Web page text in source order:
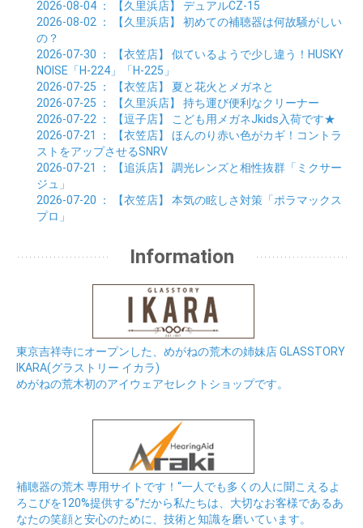
2026-08-04 ： 【久里浜店】 デュアルCZ-15
2026-08-02 ： 【久里浜店】 初めての補聴器は何故騒がしい
の？
2026-07-30 ： 【衣笠店】 似ているようで少し違う！HUSKY
NOISE「H-224」「H-225」
2026-07-25 ： 【衣笠店】 夏と花火とメガネと
2026-07-25 ： 【久里浜店】 持ち運び便利なクリーナー
2026-07-22 ： 【逗子店】
こども用メガネJkids入荷です★
2026-07-21
： 【衣笠店】 ほんのり赤い色がカギ！コントラ
ストをアップさせるSNRV
2026-07-21
： 【追浜店】 調光レンズと相性抜群「ミクサー
ジュ」
2026-07-20 ： 【衣笠店】 本気の眩しさ対策「ポラマックス
プロ」
Information
東京吉祥寺にオープンした、めがねの荒木の姉妹店 GLASSTORY
IKARA(グラストリー イカラ)
めがねの荒木初のアイウェアセレクトショップです。
補聴器の荒木 専用サイトです！“一人でも多くの人に聞こえるよ
ろこびを120%提供する”だから私たちは、大切なお客様であるあ
なたの笑顔と安心のために、技術と知識を磨いています。